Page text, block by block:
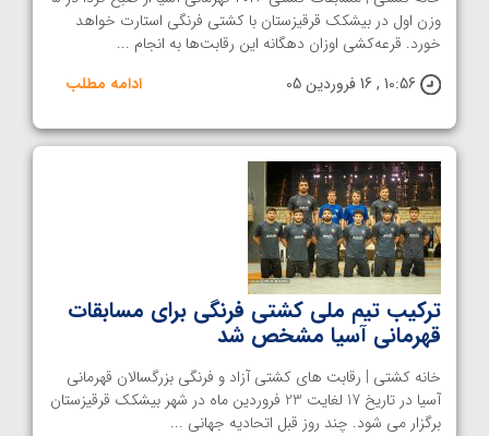
وزن اول در بیشکک قرقیزستان با کشتی فرنگی استارت خواهد
خورد. قرعه‌کشی اوزان دهگانه این رقابت‌ها به انجام ...
10:56 , 16 فروردین 05
ادامه مطلب
ترکیب تیم ملی کشتی فرنگی برای مسابقات
قهرمانی آسیا مشخص شد
خانه کشتی | رقابت های کشتی آزاد و فرنگی بزرگسالان قهرمانی
آسیا در تاریخ 17 لغایت 23 فروردین ماه در شهر بیشکک قرقیزستان
برگزار می شود. چند روز قبل اتحادیه جهانی ...